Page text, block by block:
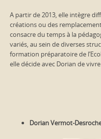
A partir de 2013, elle intègre
créations ou des
consacre du temps à la
variés, au sein de diverses
formation préparatoire de
elle décide avec Dorian de
Dorian Vermot-